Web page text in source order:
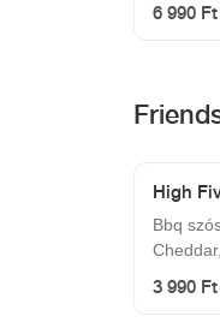
6 990 Ft
High
Bbq
3 990 Ft